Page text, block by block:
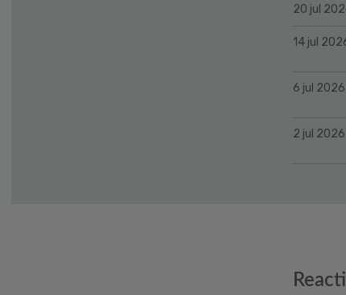
20 jul
14 jul
6 jul 2026
2 jul 2026